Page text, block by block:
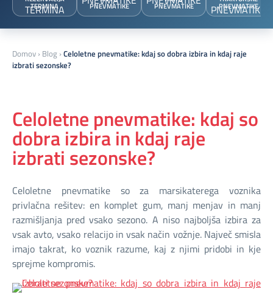
TERMINA PNEVMATIKE PNEVMATIKE PNEVMATIKE
Domov › Blog ›Celoletne pnevmatike: kdaj so dobra izbira in kdaj raje
izbrati sezonske?
Celoletne pnevmatike: kdaj so
dobra izbira in kdaj raje
izbrati sezonske?
Celoletne pnevmatike so za marsikaterega voznika
privlačna rešitev: en komplet gum, manj menjav in manj
razmišljanja pred vsako sezono. A niso najboljša izbira za
vsak avto, vsako relacijo in vsak način vožnje. Največ smisla
imajo takrat, ko voznik razume, kaj z njimi pridobi in kje
sprejme kompromis.